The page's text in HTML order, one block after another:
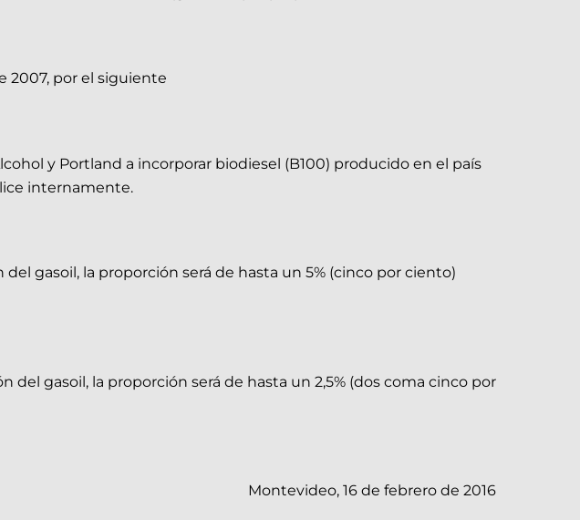
2007, por el siguiente
y Portland a incorporar biodiesel (B100) producido en el país
internamente.
gasoil, la proporción será de hasta un 5% (cinco por ciento)
gasoil, la proporción será de hasta un 2,5% (dos coma cinco por
Montevideo, 16 de febrero de 2016